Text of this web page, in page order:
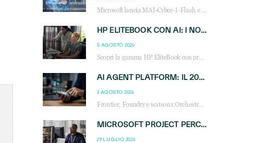
Microsoft lancia MAI-Cyber-1-Flash e Perception: cybersecurity agentica in preview dal 3 novembre. Cosa cambia per MSP, system integrator e reseller.
HP ELITEBOOK CON AI: I NOTEBOOK BUSINESS INTELLIGENTI CHE TRASFORMANO PRODUTTIVITÀ, SICUREZZA E LAVORO IBRIDO
5 AGOSTO 2026
Scopri la gamma HP EliteBook con processori Intel® Core™ Ultra e AMD Ryzen™ AI. Notebook business progettati per aumentare la produttività, migliorare la collaborazione e garantire sicurezza avanzata in ufficio e in mobilità.
AI AGENT PLATFORM: IL 2026 È L’ANNO DEL «SISTEMA OPERATIVO» PER GLI AGENTI AZIENDALI
3 AGOSTO 2026
Frontier, Foundry e watsonx Orchestrate: la guerra delle piattaforme AI agent ridisegna il mercato IT. Cosa cambia per reseller, MSP e system integrator.
MICROSOFT PROJECT PERCEPTION: COME GLI AGENTI AI CAMBIERANNO SOC, CYBERSECURITY E SERVIZI MSP
29 LUGLIO 2026